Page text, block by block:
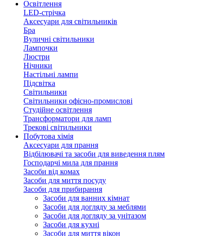
Освітлення
LED-стрічка
Аксесуари для світильників
Бра
Вуличні світильники
Лампочки
Люстри
Нічники
Настільні лампи
Підсвітка
Світильники
Світильники офісно-промислові
Студійне освітлення
Трансформатори для ламп
Трекові світильники
Побутова хімія
Аксесуари для прання
Відбілювачі та засоби для виведення плям
Господарчі мила для прання
Засоби від комах
Засоби для миття посуду
Засоби для прибирання
Засоби для ванних кімнат
Засоби для догляду за меблями
Засоби для догляду за унітазом
Засоби для кухні
Засоби для миття вікон